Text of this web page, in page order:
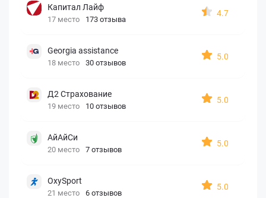
Капитал Лайф
17 место 173 отзыва
4.7
Georgia assistance
18 место 30 отзывов
5.0
Д2 Страхование
19 место 10 отзывов
5.0
АйАйСи
20 место 7 отзывов
5.0
OxySport
21 место 6 отзывов
5.0